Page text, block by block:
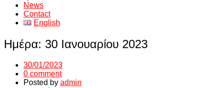
News
Contact
English
Ημέρα: 30 Ιανουαρίου 2023
30/01/2023
0 comment
Posted by admin